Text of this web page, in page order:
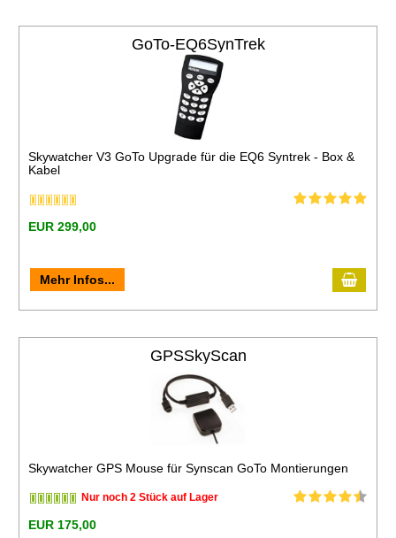
GoTo-EQ6SynTrek
Skywatcher V3 GoTo Upgrade für die EQ6 Syntrek - Box &
Kabel
EUR 299,00
Mehr Infos...
GPSSkyScan
Skywatcher GPS Mouse für Synscan GoTo Montierungen
Nur noch 2 Stück auf Lager
EUR 175,00